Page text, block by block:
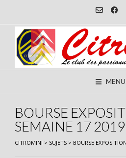
content
MENU
BOURSE
SEMAINE 17 2019
CITROMINI > SUJETS > BOURSE